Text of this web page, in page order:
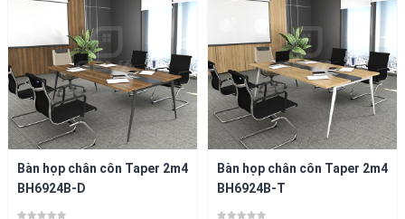
Bàn họp chân côn Taper 2m4
BH6924B-D
Bàn họp chân côn Taper 2m4
BH6924B-T